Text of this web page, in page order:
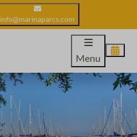
info@marinaparcs.com
Menu